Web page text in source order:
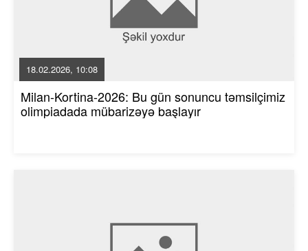
18.02.2026, 10:08
Milan-Kortina-2026: Bu gün sonuncu təmsilçimiz
olimpiadada mübarizəyə başlayır